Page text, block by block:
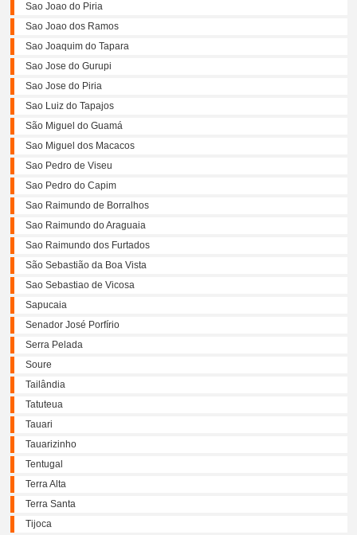
Sao Joao do Piria
Sao Joao dos Ramos
Sao Joaquim do Tapara
Sao Jose do Gurupi
Sao Jose do Piria
Sao Luiz do Tapajos
São Miguel do Guamá
Sao Miguel dos Macacos
Sao Pedro de Viseu
Sao Pedro do Capim
Sao Raimundo de Borralhos
Sao Raimundo do Araguaia
Sao Raimundo dos Furtados
São Sebastião da Boa Vista
Sao Sebastiao de Vicosa
Sapucaia
Senador José Porfírio
Serra Pelada
Soure
Tailândia
Tatuteua
Tauari
Tauarizinho
Tentugal
Terra Alta
Terra Santa
Tijoca